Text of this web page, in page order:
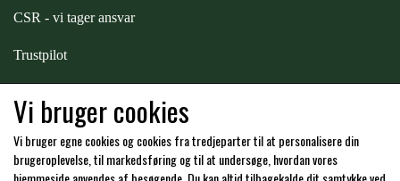
WALDHAUSEN
WALSH
CSR - vi tager ansvar
Trustpilot
Hos os kan du betale med:
Vi bruger cookies
Vi bruger egne cookies og cookies fra tredjeparter til at personalisere din
brugeroplevelse, til markedsføring og til at undersøge, hvordan vores